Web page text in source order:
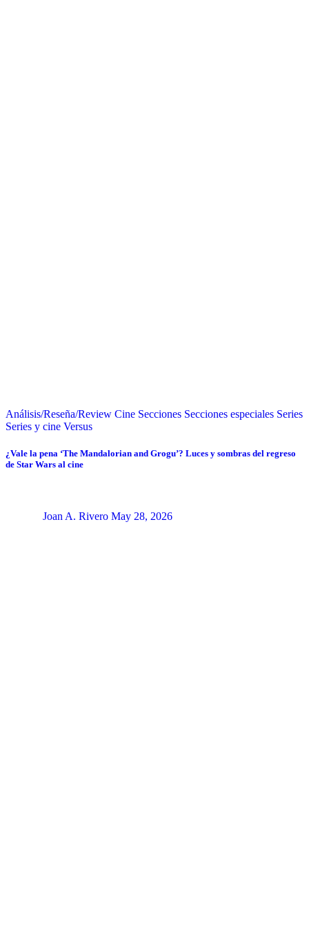
Análisis/Reseña/Review Cine Secciones Secciones especiales Series
Series y cine Versus
¿Vale la pena ‘The Mandalorian and Grogu’? Luces y sombras del regreso
de Star Wars al cine
Joan A. Rivero May 28, 2026